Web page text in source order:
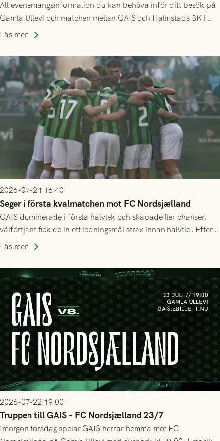
All evenemangsinformation du kan behöva inför ditt besök på
Gamla Ullevi och matchen mellan GAIS och Halmstads BK i
Allsvenskan! Avspark kl 16.30 på söndag 26/7.
Läs mer
2026-07-24 16:40
Seger i första kvalmatchen mot FC Nordsjælland
GAIS dominerade i första halvlek och skapade fler chanser,
välförtjänt fick de in ett ledningsmål strax innan halvtid. Efter
halvtidsvilan sjönk tempot när Nordsjälland tilläts ha mer av
seger! Matchfoto: Mikael Josefsson & Lasse Ekström
Läs mer
2026-07-22 19:00
Truppen till GAIS - FC Nordsjælland 23/7
Imorgon torsdag spelar GAIS herrar hemma mot FC